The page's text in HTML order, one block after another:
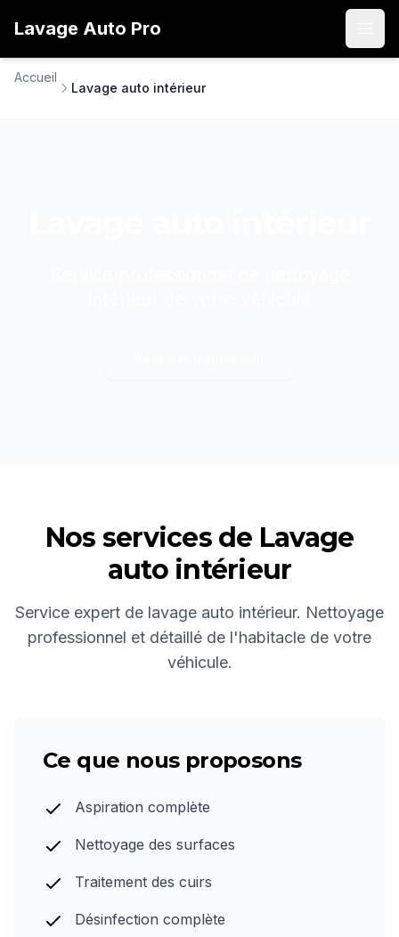
Lavage Auto Pro
Accueil
Lavage auto intérieur
Nos services de Lavage
auto intérieur
Service expert de lavage auto intérieur. Nettoyage
professionnel et détaillé de l'habitacle de votre
véhicule.
Ce que nous proposons
Aspiration complète
Nettoyage des surfaces
Traitement des cuirs
Désinfection complète